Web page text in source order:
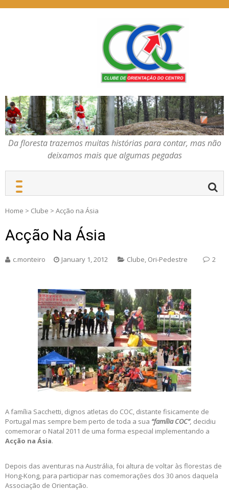
COC – CLUBE DE
ORIENTAÇÃO DO
CENTRO
Da floresta trazemos
muitas histórias para
contar, mas não deixamos
mais que algumas
pegadas
Da floresta trazemos muitas histórias para contar, mas não
deixamos mais que algumas pegadas
Home > Clube > Acção na Ásia
Acção Na Ásia
c.monteiro January 1, 2012 Clube, Ori-Pedestre 2
A família Sacchetti, dignos atletas do COC, distante fisicamente de
Portugal mas sempre bem perto de toda a sua “família COC”, decidiu
comemorar o Natal 2011 de uma forma especial implementando a
Acção na Ásia.
Depois das aventuras na Austrália, foi altura de voltar às florestas de
Hong-Kong, para participar nas comemorações dos 30 anos daquela
Associação de Orientação.